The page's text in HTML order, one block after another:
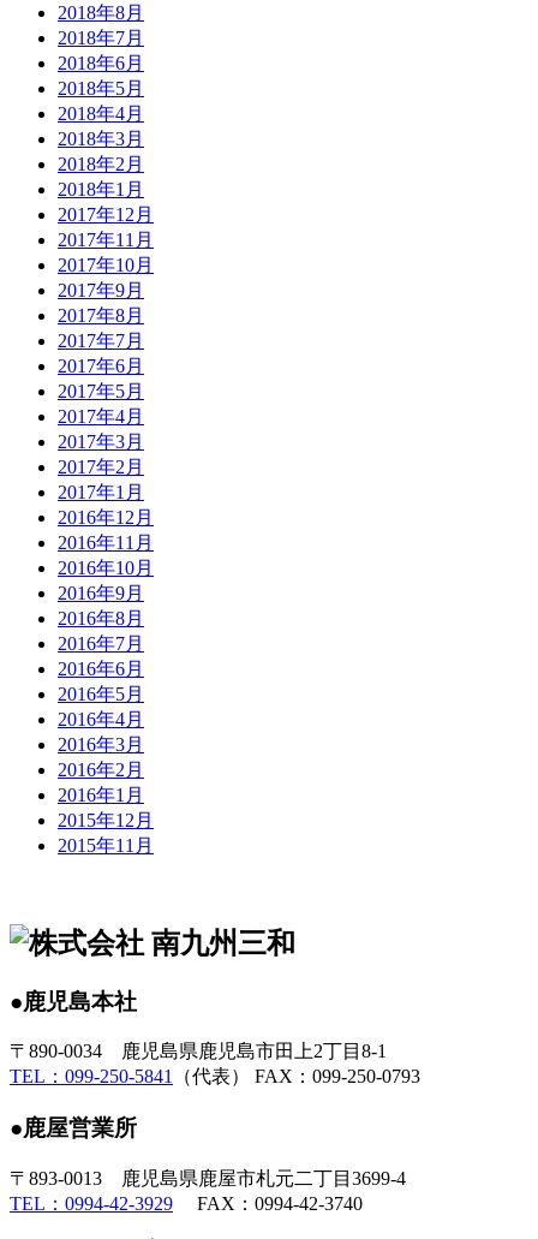
2018年8月
2018年7月
2018年6月
2018年5月
2018年4月
2018年3月
2018年2月
2018年1月
2017年12月
2017年11月
2017年10月
2017年9月
2017年8月
2017年7月
2017年6月
2017年5月
2017年4月
2017年3月
2017年2月
2017年1月
2016年12月
2016年11月
2016年10月
2016年9月
2016年8月
2016年7月
2016年6月
2016年5月
2016年4月
2016年3月
2016年2月
2016年1月
2015年12月
2015年11月
●鹿児島本社
〒890-0034 鹿児島県鹿児島市田上2丁目8-1
TEL：099-250-5841
（代表） FAX：099-250-0793
●鹿屋営業所
〒893-0013 鹿児島県鹿屋市札元二丁目3699-4
TEL：0994-42-3929 FAX：0994-42-3740